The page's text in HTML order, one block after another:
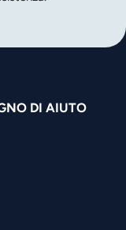
DI AIUTO